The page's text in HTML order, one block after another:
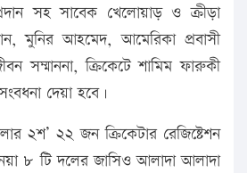
সহ সাবেক খেলোয়াড় ও ক্রীড়া
মুনির আহমেদ, আমেরিকা প্রবাসী
সম্মাননা, ক্রিকেটে শামিম ফারুকী
দেয়া হবে।
২শ’ ২২ জন ক্রিকেটার রেজিষ্টেশন
৮ টি দলের জাসিও আলাদা আলাদা